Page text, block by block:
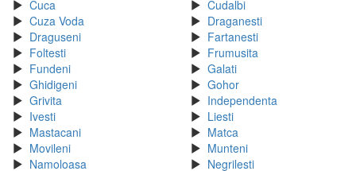
Cuca
Cudalbi
Cuza Voda
Draganesti
Draguseni
Fartanesti
Foltesti
Frumusita
Fundeni
Galati
Ghidigeni
Gohor
Grivita
Independenta
Ivesti
Liesti
Mastacani
Matca
Movileni
Munteni
Namoloasa
Negrilesti